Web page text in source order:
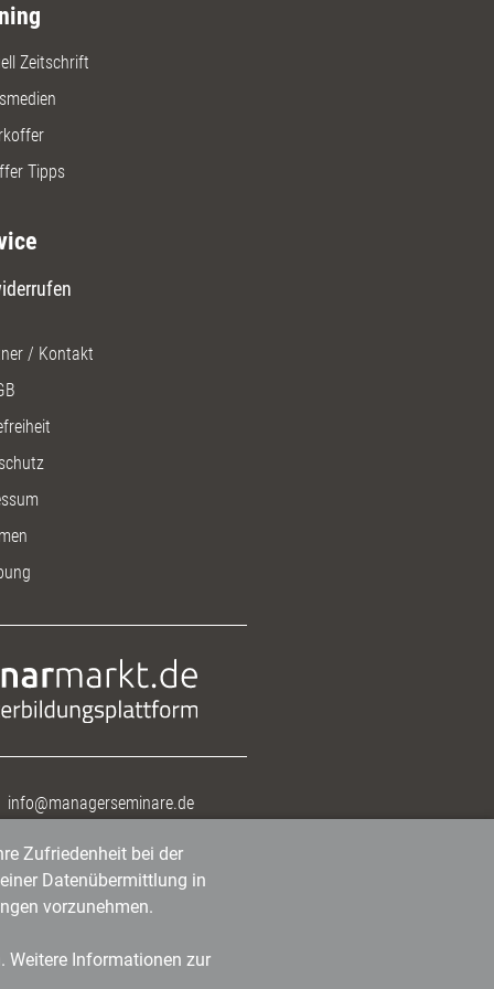
Zeitschrift
Tipps
/ Kontakt
info@managerseminare.de
Zufriedenheit bei der
Datenübermittlung in
vorzunehmen.
Weitere Informationen zur